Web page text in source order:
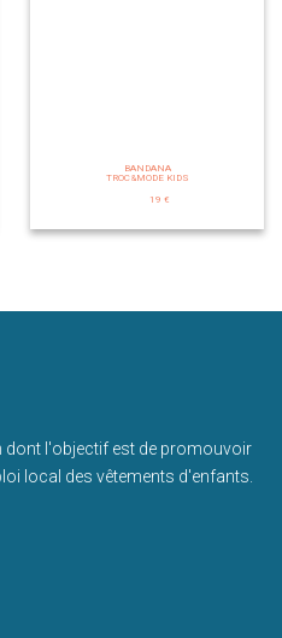
BANDANA
TROC&MODE KIDS
19 €
l'objectif est de promouvoir
local des vêtements d'enfants.